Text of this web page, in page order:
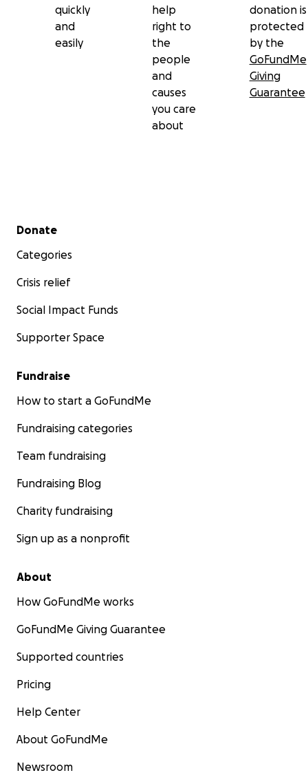
quickly
and
easily
help
right to
the
people
and
causes
you care
about
donation is
protected
by the
GoFundMe
Giving
Guarantee
Secondary menu
Donate
Categories
Crisis relief
Social Impact Funds
Supporter Space
Fundraise
How to start a GoFundMe
Fundraising categories
Team fundraising
Fundraising Blog
Charity fundraising
Sign up as a nonprofit
About
How GoFundMe works
GoFundMe Giving Guarantee
Supported countries
Pricing
Help Center
About GoFundMe
Newsroom